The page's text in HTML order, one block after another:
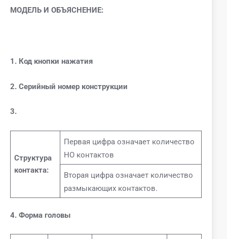
МОДЕЛЬ И ОБЪЯСНЕНИЕ:
1. Код кнопки нажатия
2. Серийный номер конструкции
3.
Структура
контакта:
Первая цифра означает количество
НО контактов
Вторая цифра означает количество
размыкающих контактов.
4. Форма головы